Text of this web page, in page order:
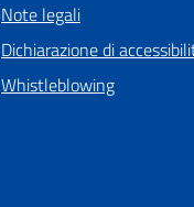
Note legali
Dichiarazione di
Whistleblowing